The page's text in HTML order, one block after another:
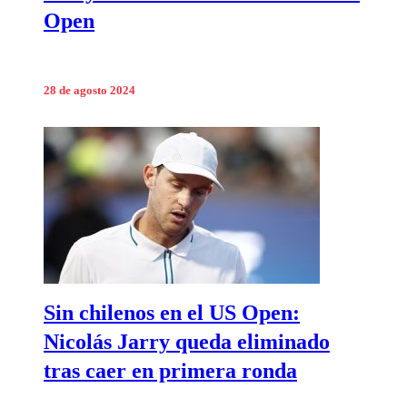
Open
28 de agosto 2024
Sin chilenos en el US Open:
Nicolás Jarry queda eliminado
tras caer en primera ronda